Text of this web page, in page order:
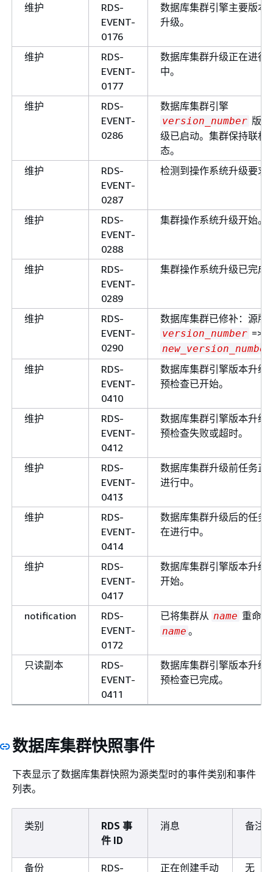
维护
RDS-
EVENT-
0176
数据库集群引擎主要版本
升级。
维护
RDS-
EVENT-
0177
数据库集群升级正在进行
中。
维护
RDS-
EVENT-
0286
数据库集群引擎
version_number 版
级已启动。集群保持联机
态。
维护
RDS-
EVENT-
0287
检测到操作系统升级要求
维护
RDS-
EVENT-
0288
集群操作系统升级开始。
维护
RDS-
EVENT-
0289
集群操作系统升级已完成
维护
RDS-
EVENT-
0290
数据库集群已修补：源版
version_number =>
new_version_number
维护
RDS-
EVENT-
0410
数据库集群引擎版本升级
预检查已开始。
维护
RDS-
EVENT-
0412
数据库集群引擎版本升级
预检查失败或超时。
维护
RDS-
EVENT-
0413
数据库集群升级前任务正
进行中。
维护
RDS-
EVENT-
0414
数据库集群升级后的任务
在进行中。
维护
RDS-
EVENT-
0417
数据库集群引擎版本升级
开始。
notification
RDS-
EVENT-
0172
已将集群从 name 重命
name 。
只读副本
RDS-
EVENT-
0411
数据库集群引擎版本升级
预检查已完成。
数据库集群快照事件
下表显示了数据库集群快照为源类型时的事件类别和事件
列表。
类别
RDS 事
件 ID
消息 备注
备份 RDS- 正在创建手动 无